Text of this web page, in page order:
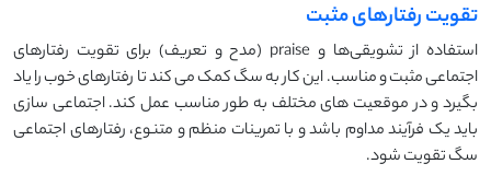
تقویت رفتارهای مثبت
استفاده از تشویقی‌ها و praise (مدح و تعریف) برای تقویت رفتارهای
اجتماعی مثبت و مناسب. این کار به سگ کمک می ‌کند تا رفتارهای خوب را یاد
بگیرد و در موقعیت ‌های مختلف به طور مناسب عمل کند. اجتماعی‌ سازی
باید یک فرآیند مداوم باشد و با تمرینات منظم و متنوع، رفتارهای اجتماعی
سگ تقویت شود.